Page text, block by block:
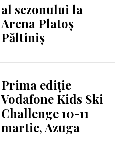
al sezonului la
Arena Platoș
Păltiniș
Prima ediție
Vodafone Kids Ski
Challenge 10-11
martie, Azuga